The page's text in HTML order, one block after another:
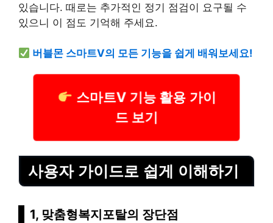
있습니다. 때로는 추가적인 정기 점검이 요구될 수
있으니 이 점도 기억해 주세요.
버블몬 스마트V의 모든 기능을 쉽게 배워보세요!
스마트V 기능 활용 가이
드 보기
사용자 가이드로 쉽게 이해하기
1, 맞춤형복지포탈의 장단점